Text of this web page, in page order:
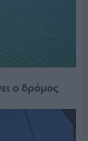
ο δρόμος